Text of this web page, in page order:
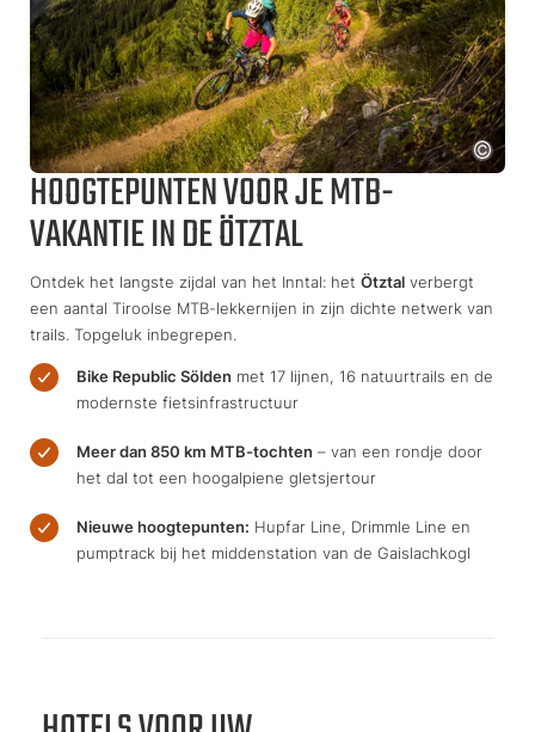
HOOGTEPUNTEN VOOR JE MTB-
VAKANTIE IN DE ÖTZTAL
Ontdek het langste zijdal van het Inntal: het Ötztal verbergt
een aantal Tiroolse MTB-lekkernijen in zijn dichte netwerk van
trails. Topgeluk inbegrepen.
Bike Republic Sölden met 17 lijnen, 16 natuurtrails en de
modernste fietsinfrastructuur
Meer dan 850 km MTB-tochten – van een rondje door
het dal tot een hoogalpiene gletsjertour
Nieuwe hoogtepunten: Hupfar Line, Drimmle Line en
pumptrack bij het middenstation van de Gaislachkogl